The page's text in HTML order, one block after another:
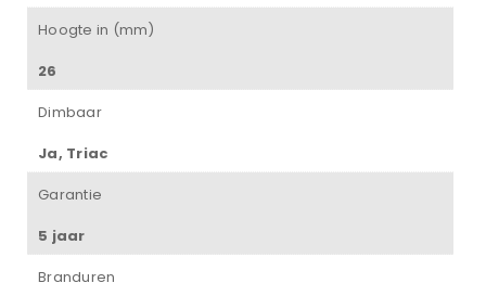
Hoogte in (mm)
26
Dimbaar
Ja, Triac
Garantie
5 jaar
Branduren